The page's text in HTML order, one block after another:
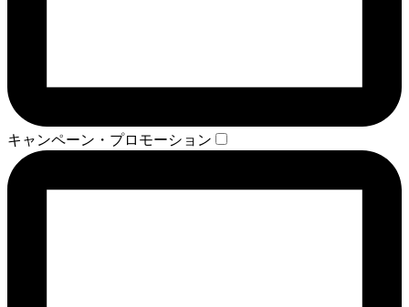
キャンペーン・プロモーション